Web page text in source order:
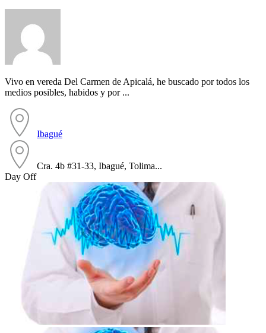
Vivo en vereda Del Carmen de Apicalá, he buscado por todos los
medios posibles, habidos y por ...
Ibagué
Cra. 4b #31-33, Ibagué, Tolima...
Day Off